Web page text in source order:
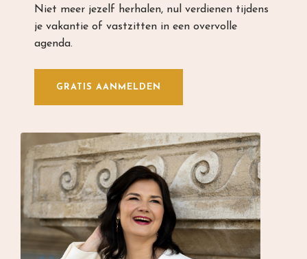
Niet meer jezelf herhalen, nul verdienen tijdens
je vakantie of vastzitten in een overvolle
agenda.
GRATIS AANMELDEN